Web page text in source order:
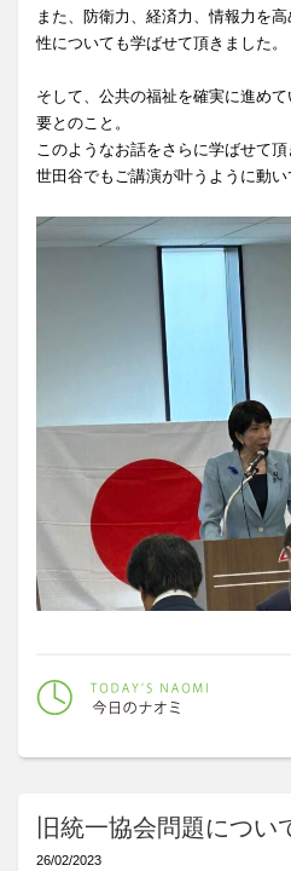
また、防衛力、経済力、情報力を
性についても学ばせて頂きました。
そして、公共の福祉を確実に進め
要とのこと。
このようなお話をさらに学ばせて頂
世田谷でもご講演が叶うように動い
旧統一協会問題につい
26/02/2023